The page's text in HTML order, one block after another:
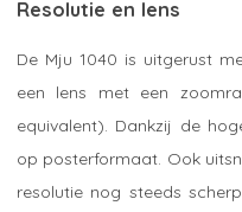
Resolutie en lens
De Mju 1040 is uitgerust
een lens met een
equivalent). Dankzij de
op posterformaat. Ook
resolutie nog steeds